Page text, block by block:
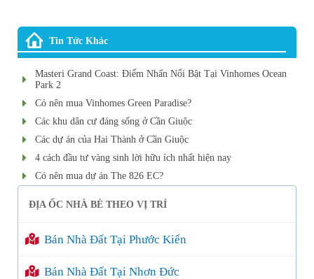
Tin Tức Khác
Masteri Grand Coast: Điểm Nhấn Nổi Bật Tại Vinhomes Ocean
Park 2
Có nên mua Vinhomes Green Paradise?
Các khu dân cư đáng sống ở Cần Giuộc
Các dự án của Hai Thành ở Cần Giuộc
4 cách đầu tư vàng sinh lời hữu ích nhất hiện nay
Có nên mua dự án The 826 EC?
ĐỊA ỐC NHÀ BÈ THEO VỊ TRÍ
Bán Nhà Đất Tại Phước Kiển
Bán Nhà Đất Tại Nhơn Đức